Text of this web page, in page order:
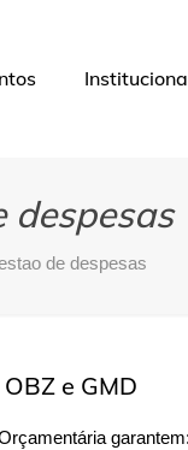
despesas
de despesas
e GMD